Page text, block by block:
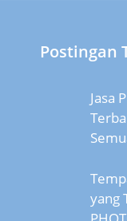
Postingan
Jasa
yang